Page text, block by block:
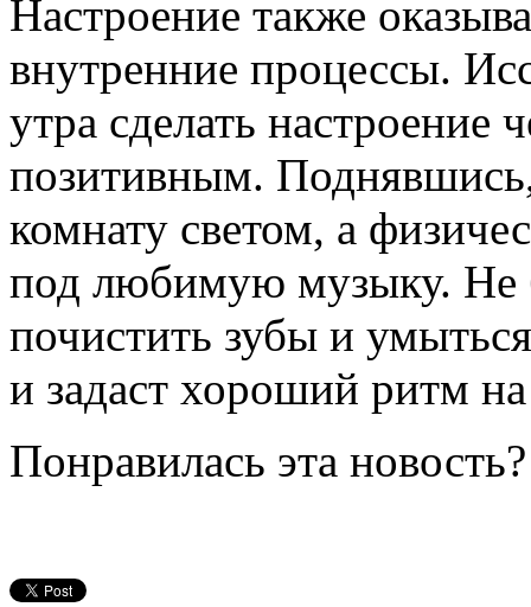
Настроение также
внутренние процессы.
утра сделать настроение
позитивным.
комнату светом, а
под любимую музыку. Не
почистить зубы и
и задаст хороший ритм
Понравилась эта